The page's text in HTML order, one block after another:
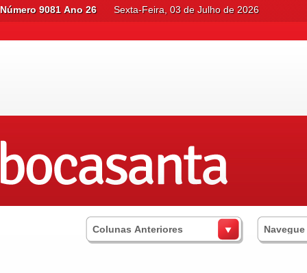
Número 9081 Ano 26 Sexta-Feira, 03 de Julho de 2026
Colunas Anteriores